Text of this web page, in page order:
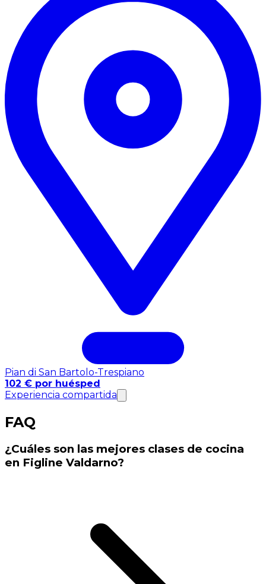
Pian di San Bartolo-Trespiano
102 € por huésped
Experiencia compartida
FAQ
¿Cuáles son las mejores clases de cocina
en Figline Valdarno?